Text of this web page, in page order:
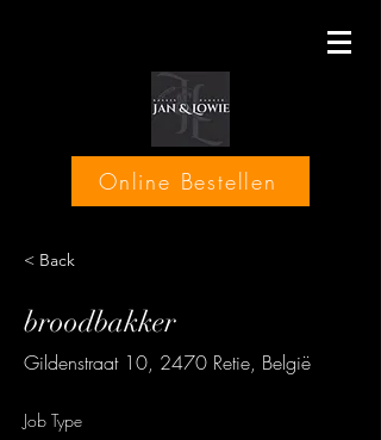
Online Bestellen
< Back
broodbakker
Gildenstraat 10, 2470 Retie, België
Job Type